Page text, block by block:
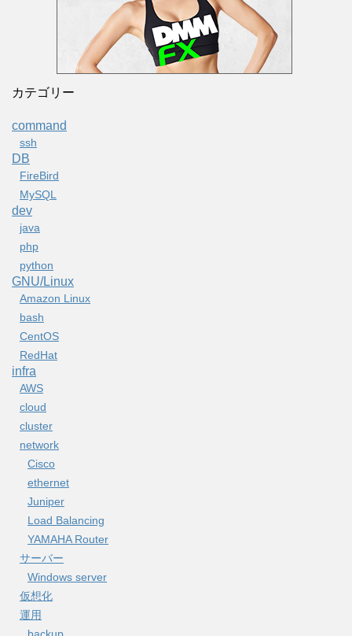
カテゴリー
command
ssh
DB
FireBird
MySQL
dev
java
php
python
GNU/Linux
Amazon Linux
bash
CentOS
RedHat
infra
AWS
cloud
cluster
network
Cisco
ethernet
Juniper
Load Balancing
YAMAHA Router
サーバー
Windows server
仮想化
運用